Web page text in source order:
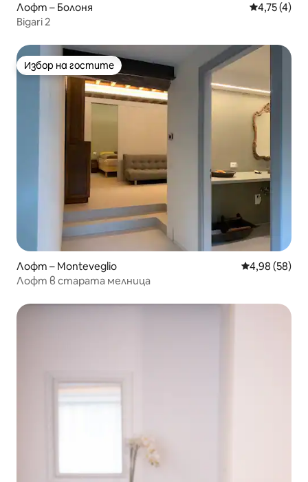
Лофт – Болоня Средна
4,75 (4)
Bigari 2
Избор на гостите
Избор на гостите
Лофт – Monteveglio Средна
4,98 (58)
Лофт в старата мелница